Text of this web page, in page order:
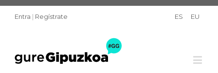
Entra | Regístrate ES EU